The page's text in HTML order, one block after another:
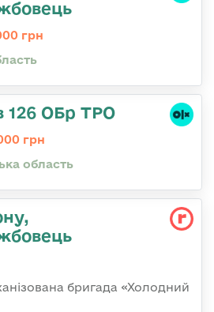
грн
126 ОБр ТРО
грн
область
бригада «Холодний